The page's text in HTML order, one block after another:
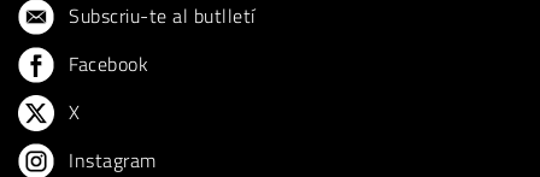
Subscriu-te al butlletí
Facebook
X
Instagram